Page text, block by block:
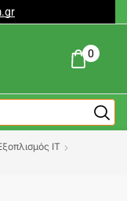
0
IT